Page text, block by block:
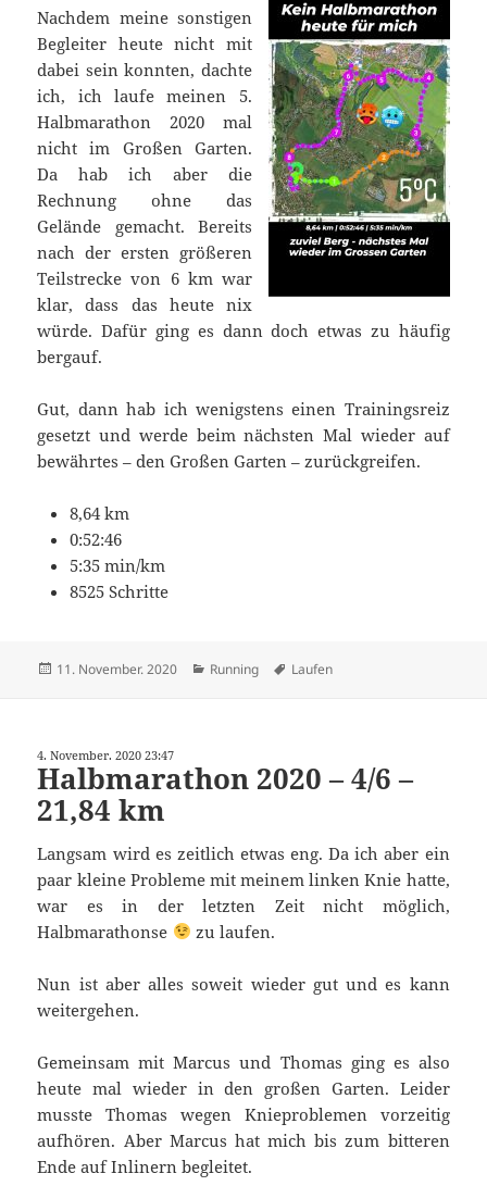
Nachdem meine sonstigen
Begleiter heute nicht mit
dabei sein konnten, dachte
ich, ich laufe meinen 5.
Halbmarathon 2020 mal
nicht im Großen Garten.
Da hab ich aber die
Rechnung ohne das
Gelände gemacht. Bereits
nach der ersten größeren
Teilstrecke von 6 km war
klar, dass das heute nix
würde. Dafür ging es dann doch etwas zu häufig
bergauf.
Gut, dann hab ich wenigstens einen Trainingsreiz
gesetzt und werde beim nächsten Mal wieder auf
bewährtes – den Großen Garten – zurückgreifen.
8,64 km
0:52:46
5:35 min/km
8525 Schritte
Veröffentlicht
11. November. 2020 Kategorien
Running Schlagwörter
Laufen
4. November. 2020 23:47
Halbmarathon 2020 – 4/6 –
21,84 km
Langsam wird es zeitlich etwas eng. Da ich aber ein
paar kleine Probleme mit meinem linken Knie hatte,
war es in der letzten Zeit nicht möglich,
Halbmarathonse
zu laufen.
Nun ist aber alles soweit wieder gut und es kann
weitergehen.
Gemeinsam mit Marcus und Thomas ging es also
heute mal wieder in den großen Garten. Leider
musste Thomas wegen Knieproblemen vorzeitig
aufhören. Aber Marcus hat mich bis zum bitteren
Ende auf Inlinern begleitet.